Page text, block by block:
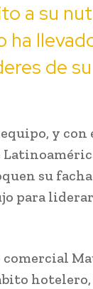
a su
ha
de su
y con
su
para
comercial